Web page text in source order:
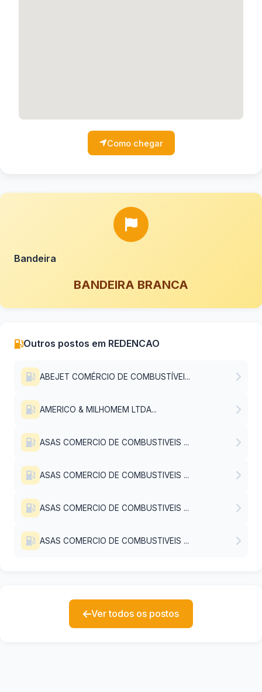
Como chegar
Bandeira
BANDEIRA BRANCA
Outros postos em REDENCAO
ABEJET COMÉRCIO DE COMBUSTÍVEI...
AMERICO & MILHOMEM LTDA...
ASAS COMERCIO DE COMBUSTIVEIS ...
ASAS COMERCIO DE COMBUSTIVEIS ...
ASAS COMERCIO DE COMBUSTIVEIS ...
ASAS COMERCIO DE COMBUSTIVEIS ...
Ver todos os postos